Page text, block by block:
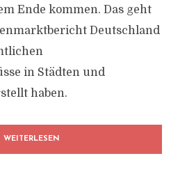
Ende kommen. Das geht
Deutschland
in Städten und
haben.
WEITERLESEN